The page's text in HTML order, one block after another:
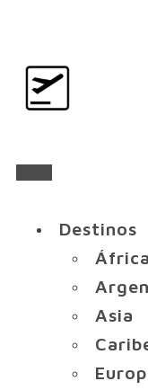
Destinos
África
Asia